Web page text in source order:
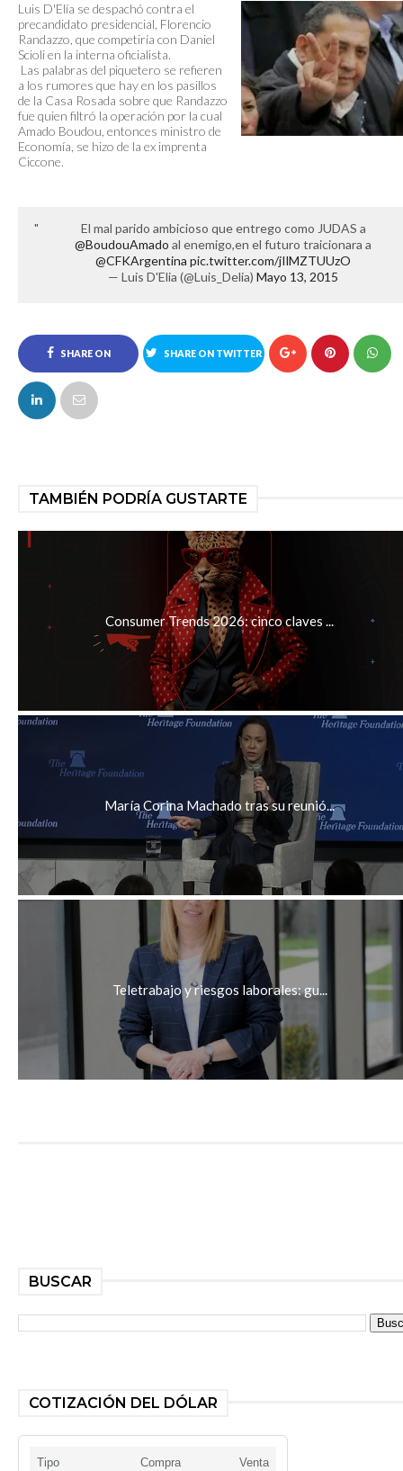
Luis D'Elía se despachó contra el
precandidato presidencial, Florencio
Randazzo, que competiría con Daniel
Scioli en la interna oficialista.
Las palabras del piquetero se refieren
a los rumores que hay en los pasillos
de la Casa Rosada sobre que Randazzo
fue quien filtró la operación por la cual
Amado Boudou, entonces ministro de
Economía, se hizo de la ex imprenta
Ciccone.
El mal parido ambicioso que entrego como JUDAS a
@BoudouAmado al enemigo,en el futuro traicionara a
@CFKArgentina pic.twitter.com/jIlMZTUUzO
— Luis D'Elia (@Luis_Delia)Mayo 13, 2015
SHARE ON
FACEBOOK
SHARE ON TWITTER
TAMBIÉN PODRÍA GUSTARTE
Consumer Trends 2026: cinco claves ...
María Corina Machado tras su reunió...
Teletrabajo y riesgos laborales: gu...
BUSCAR
COTIZACIÓN DEL DÓLAR
Tipo Compra Venta